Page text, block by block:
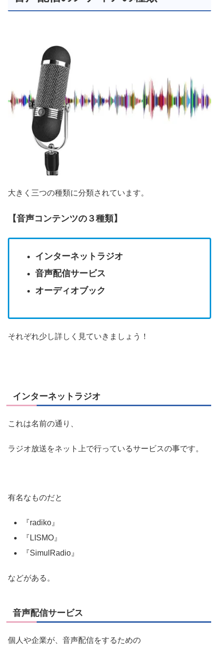
大きく三つの種類に分類されています。
【音声コンテンツの３種類】
インターネットラジオ
音声配信サービス
オーディオブック
それぞれ少し詳しく見ていきましょう！
インターネットラジオ
これは名前の通り、
ラジオ放送をネット上で行っているサービスの事です。
有名なものだと
『radiko』
『LISMO』
『SimulRadio』
などがある。
音声配信サービス
個人や企業が、音声配信をするための